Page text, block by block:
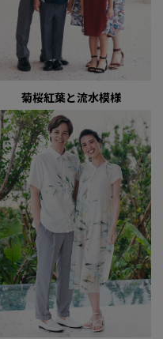
菊桜紅葉と流水模様